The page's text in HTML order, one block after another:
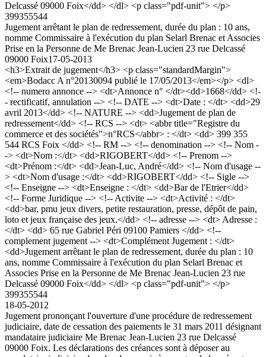
Delcassé 09000 Foix</dd> </dl> <p class="pdf-unit"> </p>
399355544
Jugement arrêtant le plan de redressement, durée du plan : 10 ans,
nomme Commissaire à l'exécution du plan Selarl Brenac et Associes
Prise en la Personne de Me Brenac Jean-Lucien 23 rue Delcassé
09000 Foix17-05-2013
<h3>Extrait de jugement</h3> <p class="standardMargin">
<em>Bodacc A n°20130094 publié le 17/05/2013</em></p> <dl>
<!-- numero annonce --> <dt>Annonce n° </dt><dd>1668</dd> <!-
- rectificatif, annulation --> <!-- DATE --> <dt>Date : </dt> <dd>29
avril 2013</dd> <!-- NATURE --> <dd>Jugement de plan de
redressement</dd> <!-- RCS --> <dt> <abbr title="Registre du
commerce et des sociétés">n°RCS</abbr> : </dt> <dd> 399 355
544 RCS Foix </dd> <!-- RM --> <!-- denomination --> <!-- Nom -
-> <dt>Nom :</dt> <dd>RIGOBERT</dd> <!-- Prenom -->
<dt>Prénom :</dt> <dd>Jean-Luc, André</dd> <!-- Nom d'usage --
> <dt>Nom d'usage :</dt> <dd>RIGOBERT</dd> <!-- Sigle -->
<!-- Enseigne --> <dt>Enseigne : </dt> <dd>Bar de l'Etrier</dd>
<!-- Forme Juridique --> <!-- Activite --> <dt>Activité : </dt>
<dd>bar, pmu jeux divers, petite restauration, presse, dépôt de pain,
loto et jeux française des jeux.</dd> <!-- adresse --> <dt> Adresse :
</dt> <dd> 65 rue Gabriel Péri 09100 Pamiers </dd> <!--
complement jugement --> <dt>Complément Jugement : </dt>
<dd>Jugement arrêtant le plan de redressement, durée du plan : 10
ans, nomme Commissaire à l'exécution du plan Selarl Brenac et
Associes Prise en la Personne de Me Brenac Jean-Lucien 23 rue
Delcassé 09000 Foix</dd> </dl> <p class="pdf-unit"> </p>
399355544
18-05-2012
Jugement prononçant l'ouverture d'une procédure de redressement
judiciaire, date de cessation des paiements le 31 mars 2011 désignant
mandataire judiciaire Me Brenac Jean-Lucien 23 rue Delcassé
09000 Foix. Les déclarations des créances sont à déposer au